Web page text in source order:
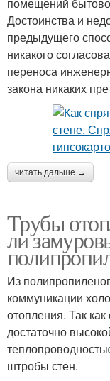
помещений
Достоинства и
предыдущего
никакого
переноса
закона никаких
читать дальше →
Трубы
ли
Из
коммуникации
отопления. Так
достаточно
штробы стен.